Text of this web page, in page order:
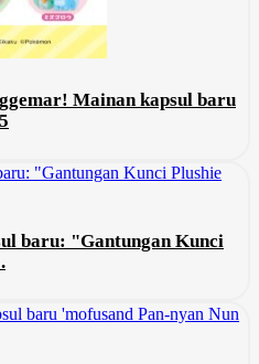
Mainan kapsul baru
baru: "Gantungan Kunci